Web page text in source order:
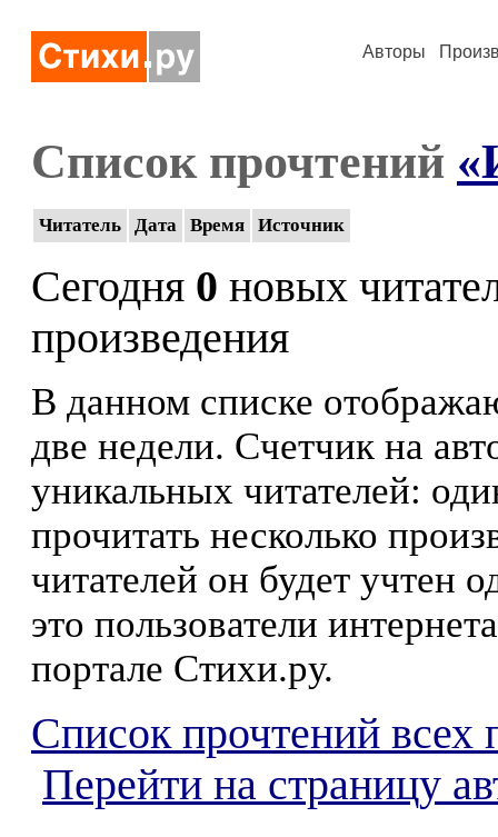
Авторы
Список прочтений
Читатель Дата Время Источник
Сегодня 0 новых
произведения
В данном списке
две недели. Счетчик на
уникальных читателей:
прочитать несколько
читателей он будет учтен
это пользователи
портале Стихи.ру.
Список прочтений всех
Перейти на страницу